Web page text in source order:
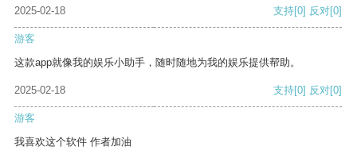
2025-02-18 支持[0] 反对[0]
游客
这款app就像我的娱乐小助手，随时随地为我的娱乐提供帮助。
2025-02-18 支持[0] 反对[0]
游客
我喜欢这个软件 作者加油